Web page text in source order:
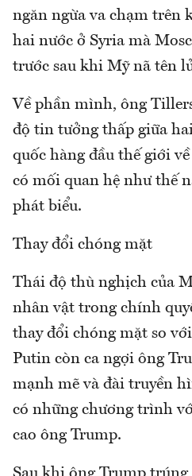
ngăn ngừa va chạm trên
hai nước ở Syria mà
trước sau khi Mỹ nã tên
Về phần mình, ông
độ tin tưởng thấp giữa
quốc hàng đầu thế giới
có mối quan hệ như thế
phát biểu.
Thay đổi chóng mặt
Thái độ thù nghịch của
nhân vật trong chính
thay đổi chóng mặt so
Putin còn ca ngợi ông
mạnh mẽ và đài truyền
có những chương trình
cao ông Trump.